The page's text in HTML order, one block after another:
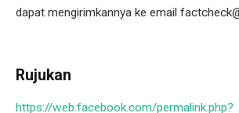
dapat mengirimkannya ke email
Rujukan
https://web.facebook.com/permalink.php?